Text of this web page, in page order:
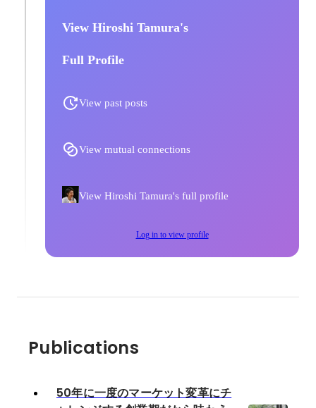
View Hiroshi Tamura's
Full Profile
View past posts
View mutual connections
View Hiroshi Tamura's full profile
Log in to view profile
Publications
50年に一度のマーケット変革にチ